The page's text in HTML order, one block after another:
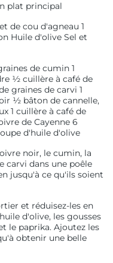
plat principal
de cou d'agneau 1
Huile d'olive Sel et
de cumin 1
½ cuillère à café de
graines de carvi 1
½ bâton de cannelle,
1 cuillère à café de
de Cayenne 6
d'huile d'olive
noir, le cumin, la
carvi dans une poêle
jusqu'à ce qu'ils soient
et réduisez-les en
d'olive, les gousses
le paprika. Ajoutez les
obtenir une belle